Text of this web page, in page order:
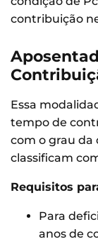
contribuição
Essa
tempo de
com o grau da
classificam
Requisitos
Para
anos de